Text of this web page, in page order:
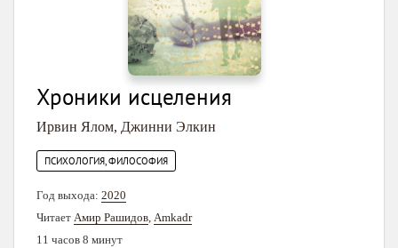
Хроники исцеления
Ирвин Ялом, Джинни Элкин
ПСИХОЛОГИЯ, ФИЛОСОФИЯ
Год выхода: 2020
Читает Амир Рашидов, Amkadr
11 часов 8 минут